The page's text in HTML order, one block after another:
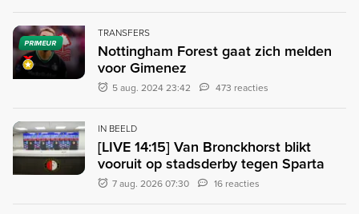
PRIMEUR
TRANSFERS
Nottingham Forest gaat zich melden
voor Gimenez
5 aug. 2024 23:42 473 reacties
IN BEELD
[LIVE 14:15] Van Bronckhorst blikt
vooruit op stadsderby tegen Sparta
7 aug. 2026 07:30 16 reacties